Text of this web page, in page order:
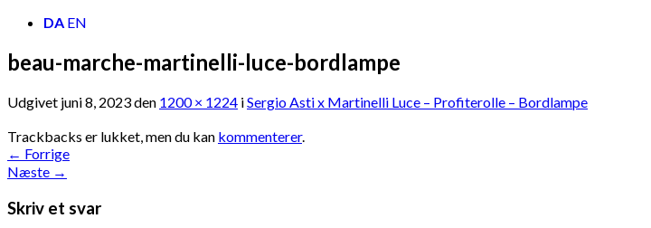
DA EN
beau-marche-martinelli-luce-bordlampe
Udgivet juni 8, 2023den 1200 × 1224 iSergio Asti x Martinelli Luce – Profiterolle – Bordlampe
Trackbacks er lukket, men du kan kommenterer.
← Forrige
Næste →
Skriv et svar